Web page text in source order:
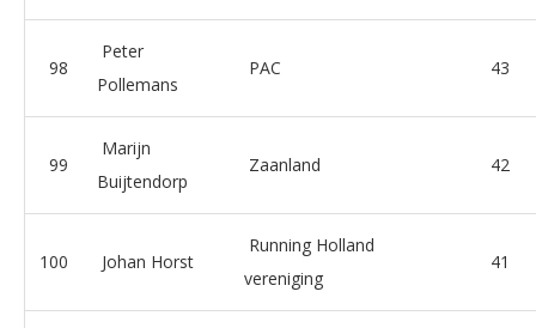
98
Peter
Pollemans
PAC 43
99
Marijn
Buijtendorp
Zaanland 42
100 Johan Horst
Running Holland
vereniging
41